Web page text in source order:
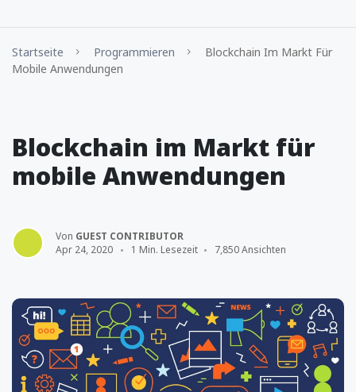
Startseite Programmieren
Blockchain Im Markt Für
Mobile Anwendungen
Blockchain im Markt für
mobile Anwendungen
Von GUEST CONTRIBUTOR
Apr 24, 2020
1 Min. Lesezeit 7,850 Ansichten